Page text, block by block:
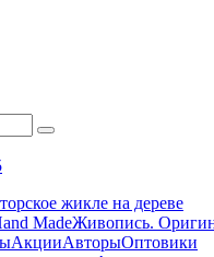
жикле на дереве
MadeЖивопись.
АкцииАвторыОптовики